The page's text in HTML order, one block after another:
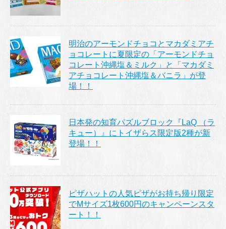
明治のアーモンドチョコとマカダミアチ
ョコレートに夏限定の「アーモンドチョ
コレート沖縄塩＆ミルク」と「マカダミ
アチョコレート沖縄塩＆バニラ」が登
場！！
日本発の知育パズルブロック『LaQ （ラ
キュー）』にトイザらス限定版2種が新
登場！！
ピザハットの人気ピザがお持ち帰り限定
でMサイズ1枚600円のキャンペーンスタ
ート！！